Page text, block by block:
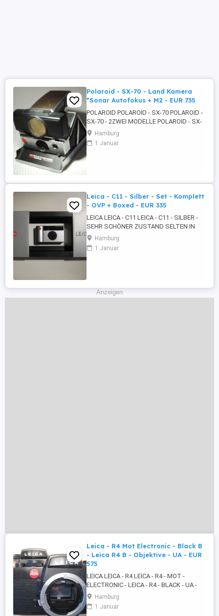
Polaroid - SX-70 - Land Kamera
*Sonar Autofokus + M2 - EUR 735
POLAROID POLAROID - SX-70 POLAROID -
SX-70 - 2ZWEI MODELLE POLAROID - SX-
70 - LAND KAMERA +PLUS MODEL 2
POLAROID - SX-70 - LAND KAMERA -
SONAR AUTOFOKUS - INSTANT KAMERA
BILDFORMAT 1:1 ...
Hamburg
1 Januar
Leica - C11 - Silber - Set - Komplett
- OVP + Boxed - EUR 335
LEICA LEICA - C11 LEICA - C11 - SILBER -
SEHR SCHÖNER ZUSTAND SELTEN IN
DIESEM ZUSTAND ZU FINDEN - SET
KOMPLETT - OVP ORIGINALVERPACKUNG
- + BOXED* - PAPIERE
PLEXIGLAS GEHÄUSE - FARBE ...
Hamburg
1 Januar
Anzeigen
Leica - R4 Mot Electronic - Black B
- Leica R4 B - Objektive - UA - EUR
575
LEICA LEICA - R4 LEICA - R4 - MOT -
ELECTRONIC - LEICA - R4 - BLACK - UA -
LEICA - R4 - BLACK - MOT - ELECTRONIC -
LEICA - R4 - BLACK BODENPLATTE PLUS
UA PLUS UA 2 X OBJEKTIVE NO LEICA 1.
Hamburg
1 Januar